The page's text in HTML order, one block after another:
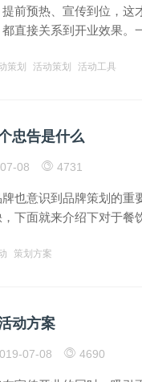
前预热、宣传到位，这
直接关系到开业效果。
策划 活动策划 活动工具
忠告是什么
08 4731
也意识到品牌策划的重
下面就来介绍下对于餐
策划方案
动方案
07-08 4690